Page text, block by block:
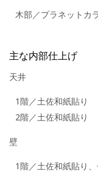
木部／プラネットカ
主な内部仕上げ
天井
1階／土佐和紙貼り
2階／土佐和紙貼り
壁
1階／土佐和紙貼り